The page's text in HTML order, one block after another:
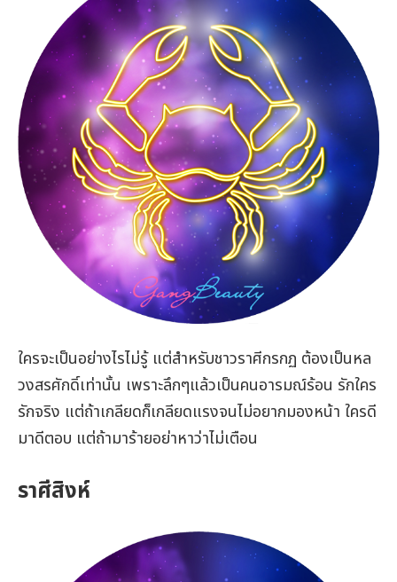
ใครจะเป็นอย่างไรไม่รู้ แต่สำหรับชาวราศีกรกฏ ต้องเป็นหล
วงสรศักดิ์เท่านั้น เพราะลึกๆแล้วเป็นคนอารมณ์ร้อน รักใคร
รักจริง แต่ถ้าเกลียดก็เกลียดแรงจนไม่อยากมองหน้า ใครดี
มาดีตอบ แต่ถ้ามาร้ายอย่าหาว่าไม่เตือน
ราศีสิงห์